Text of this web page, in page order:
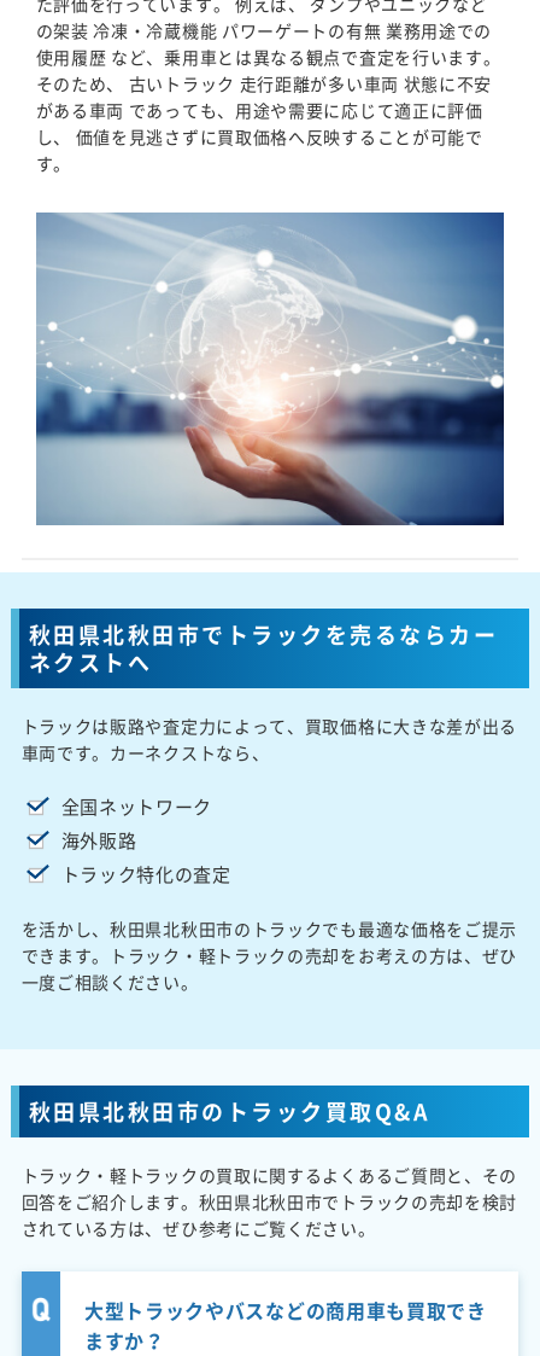
の架装 冷凍・冷蔵機能 パワーゲートの有無 業務用途での
使用履歴 など、乗用車とは異なる観点で査定を行います。
そのため、 古いトラック 走行距離が多い車両 状態に不安
がある車両 であっても、用途や需要に応じて適正に評価
し、 価値を見逃さずに買取価格へ反映することが可能で
す。
秋田県北秋田市でトラックを売るならカー
ネクストへ
トラックは販路や査定力によって、買取価格に大きな差が出る
車両です。カーネクストなら、
全国ネットワーク
海外販路
トラック特化の査定
を活かし、秋田県北秋田市のトラックでも最適な価格をご提示
できます。トラック・軽トラックの売却をお考えの方は、ぜひ
一度ご相談ください。
秋田県北秋田市のトラック買取Q&A
トラック・軽トラックの買取に関するよくあるご質問と、その
回答をご紹介します。秋田県北秋田市でトラックの売却を検討
されている方は、ぜひ参考にご覧ください。
大型トラックやバスなどの商用車も買取でき
ますか？